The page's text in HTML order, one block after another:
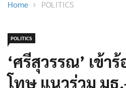
Home POLITICS
POLITICS
‘ศรีสุวรรณ’ เข้า
โทษ แนวร่วม มธ